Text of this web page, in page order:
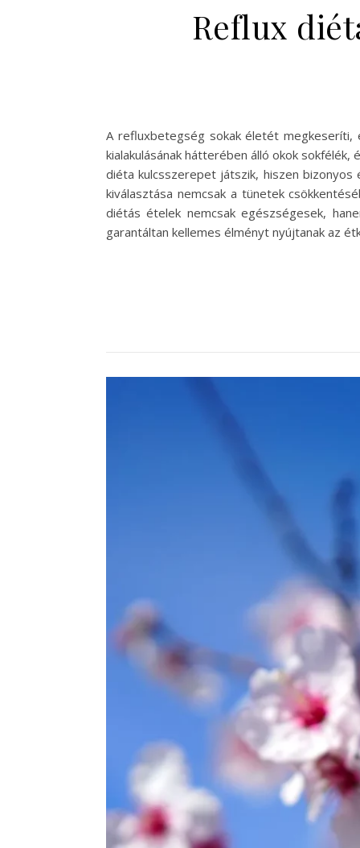
Reflux
A refluxbetegség sokak életét megkeseríti,
kialakulásának hátterében álló okok
diéta kulcsszerepet játszik, hiszen
kiválasztása nemcsak a tünetek
diétás ételek nemcsak egészségesek,
garantáltan kellemes élményt nyújtanak az